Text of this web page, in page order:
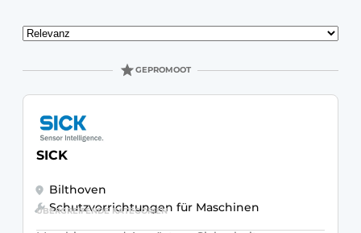
Sortieren
GEPROMOOT
SICK
Bilthoven
Schutzvorrichtungen für Maschinen
ÜBERGREIFENDE KATEGORIEN